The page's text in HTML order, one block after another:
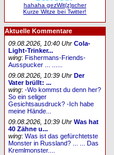
hahaha gezWit(z)scher
Kurze Witze bei Twitter!
Aktuelle Kommentare
09.08.2026, 10:40 Uhr Cola-
Light-Trinker...
wing:Fishermans-Friends-
Ausspucker ... ......
09.08.2026, 10:39 Uhr Der
Vater brüllt: ...
wing:-Wo kommst du denn her?
So ein seliger
Gesichtsausdruck? -Ich habe
meine Hände...
09.08.2026, 10:39 Uhr Was hat
40 Zähne u...
wing:Was ist das gefürchtetste
Monster in Russland? ... ... Das
Kremlmonster....